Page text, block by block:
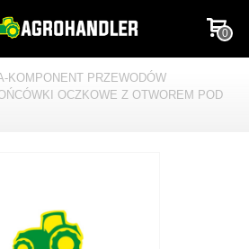
0
KOMPONENT PRZEWODÓW
OCZKOWE Z OTWOREM POD